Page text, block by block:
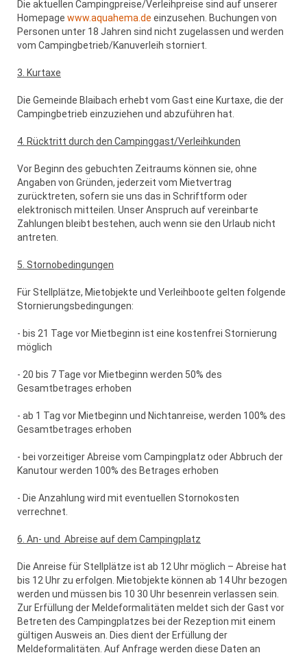
Die aktuellen Campingpreise/Verleihpreise sind auf unserer
Homepage www.aquahema.de einzusehen. Buchungen von
Personen unter 18 Jahren sind nicht zugelassen und werden
vom Campingbetrieb/Kanuverleih storniert.
3. Kurtaxe
Die Gemeinde Blaibach erhebt vom Gast eine Kurtaxe, die der
Campingbetrieb einzuziehen und abzuführen hat.
4. Rücktritt durch den Campinggast/Verleihkunden
Vor Beginn des gebuchten Zeitraums können sie, ohne
Angaben von Gründen, jederzeit vom Mietvertrag
zurücktreten, sofern sie uns das in Schriftform oder
elektronisch mitteilen. Unser Anspruch auf vereinbarte
Zahlungen bleibt bestehen, auch wenn sie den Urlaub nicht
antreten.
5. Stornobedingungen
Für Stellplätze, Mietobjekte und Verleihboote gelten folgende
Stornierungsbedingungen:
- bis 21 Tage vor Mietbeginn ist eine kostenfrei Stornierung
möglich
- 20 bis 7 Tage vor Mietbeginn werden 50% des
Gesamtbetrages erhoben
- ab 1 Tag vor Mietbeginn und Nichtanreise, werden 100% des
Gesamtbetrages erhoben
- bei vorzeitiger Abreise vom Campingplatz oder Abbruch der
Kanutour werden 100% des Betrages erhoben
- Die Anzahlung wird mit eventuellen Stornokosten
verrechnet.
6. An- und Abreise auf dem Campingplatz
Die Anreise für Stellplätze ist ab 12 Uhr möglich – Abreise hat
bis 12 Uhr zu erfolgen. Mietobjekte können ab 14 Uhr bezogen
werden und müssen bis 10 30 Uhr besenrein verlassen sein.
Zur Erfüllung der Meldeformalitäten meldet sich der Gast vor
Betreten des Campingplatzes bei der Rezeption mit einem
gültigen Ausweis an. Dies dient der Erfüllung der
Meldeformalitäten. Auf Anfrage werden diese Daten an